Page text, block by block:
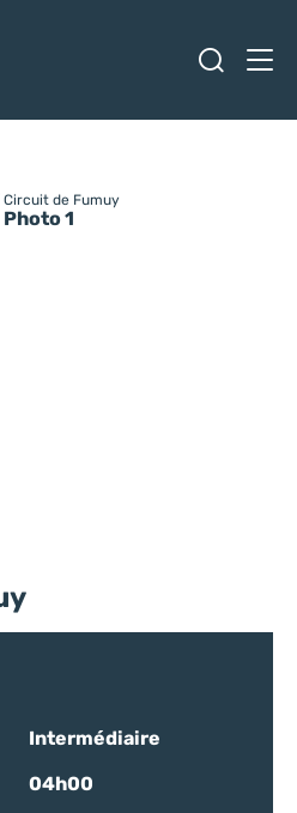
Circuit de Fumuy
Photo 1
Intermédiaire
04h00